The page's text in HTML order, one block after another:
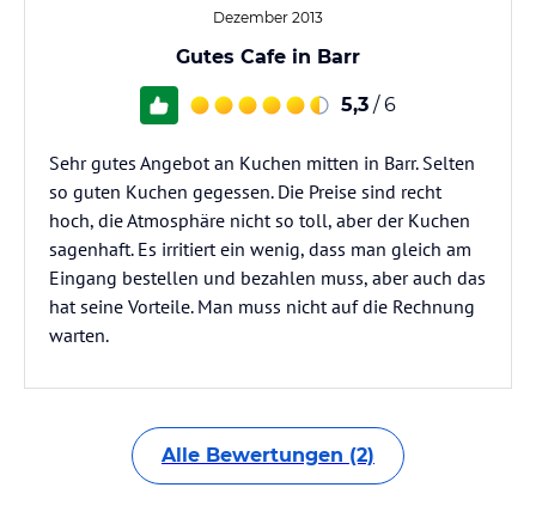
Dezember 2013
Gutes Cafe in Barr
5,3 / 6
Sehr gutes Angebot an Kuchen mitten in Barr. Selten
so guten Kuchen gegessen. Die Preise sind recht
hoch, die Atmosphäre nicht so toll, aber der Kuchen
sagenhaft. Es irritiert ein wenig, dass man gleich am
Eingang bestellen und bezahlen muss, aber auch das
hat seine Vorteile. Man muss nicht auf die Rechnung
warten.
Alle Bewertungen (2)